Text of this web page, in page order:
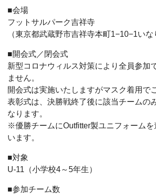
■会場
フットサルパーク吉祥寺
（東京都武蔵野市吉祥寺本町1−10−1いな
■開会式／閉会式
新型コロナウィルス対策により全員参加
ません。
開会式は実施いたしますがマスク着用で
表彰式は、決勝戦終了後に該当チームの
なります。
※優勝チームにOutfitter製ユニフォーム
います。
■対象
U-11（小学校4～5年生）
■参加チーム数